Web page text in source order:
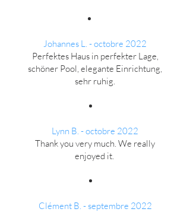
Johannes L. - octobre 2022
Perfektes Haus in perfekter Lage,
schöner Pool, elegante Einrichtung,
sehr ruhig.
Lynn B. - octobre 2022
Thank you very much. We really
enjoyed it.
Clément B. - septembre 2022